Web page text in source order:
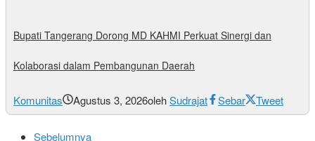
Bupati Tangerang Dorong MD KAHMI Perkuat Sinergi dan
Kolaborasi dalam Pembangunan Daerah
Komunitas Agustus 3, 2026olehSudrajat Sebar Tweet
Sebelumnya